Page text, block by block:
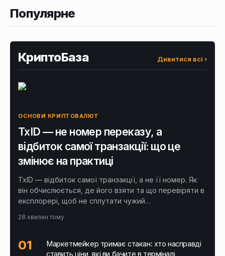
Популярне
КриптоБаза Дивитися всі ›
ОСНОВИ КРИПТОВАЛЮТ
TxID — не номер переказу, а
відбиток самої транзакції: що це
змінює на практиці
TxID — відбиток самої транзакції, а не її номер. Як
він обчислюється, де його взяти та що перевіряти в
експлорері, щоб не сплутати чужий…
28 хвилин тому
Маркетмейкер тримає стакан: хто насправді
ставить ціни, які ви бачите в терміналі